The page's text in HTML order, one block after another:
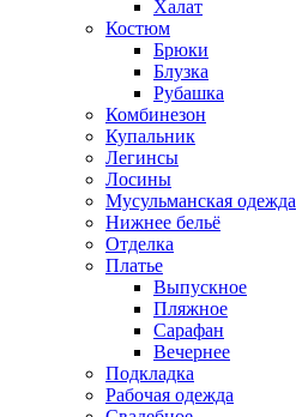
Халат
Костюм
Брюки
Блузка
Рубашка
Комбинезон
Купальник
Легинсы
Лосины
Мусульманская одежда
Нижнее бельё
Отделка
Платье
Выпускное
Пляжное
Сарафан
Вечернее
Подкладка
Рабочая одежда